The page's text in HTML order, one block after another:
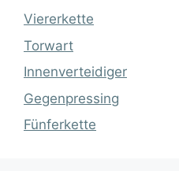
Viererkette
Torwart
Innenverteidiger
Gegenpressing
Fünferkette